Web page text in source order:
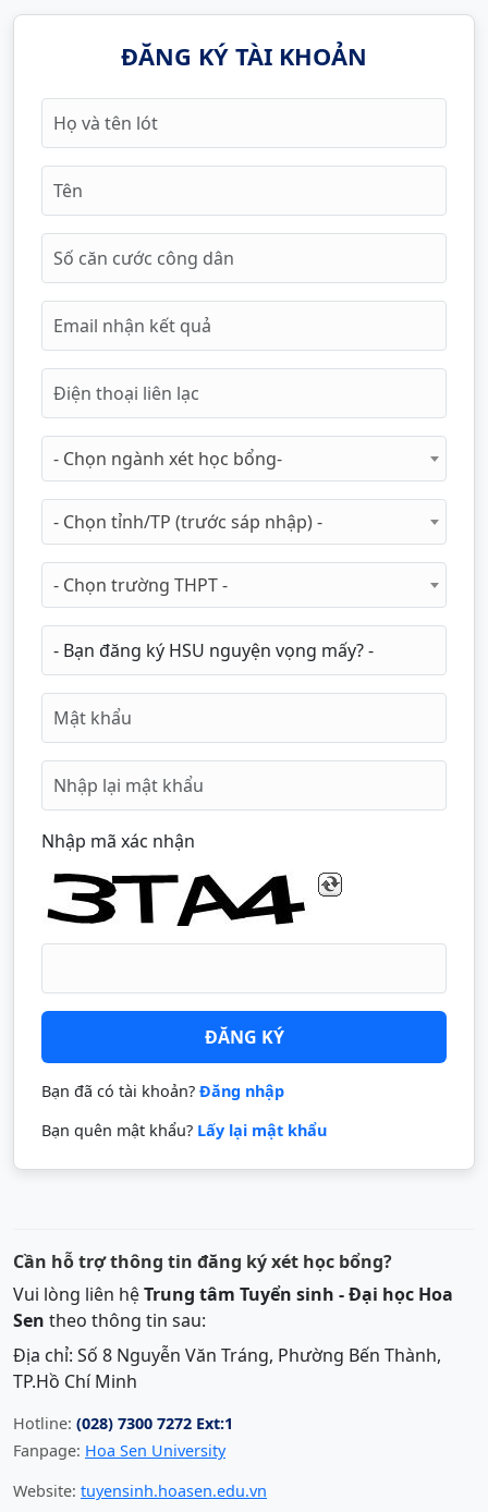
ĐĂNG KÝ TÀI KHOẢN
- Chọn ngành xét học bổng-
- Chọn tỉnh/TP (trước sáp nhập) -
- Chọn trường THPT -
Nhập mã xác nhận
ĐĂNG KÝ
Bạn đã có tài khoản? Đăng nhập
Bạn quên mật khẩu? Lấy lại mật khẩu
Cần hỗ trợ thông tin đăng ký xét học bổng?
Vui lòng liên hệTrung tâm Tuyển sinh - Đại học Hoa
Sen theo thông tin sau:
Địa chỉ: Số 8 Nguyễn Văn Tráng, Phường Bến Thành,
TP.Hồ Chí Minh
Hotline: (028) 7300 7272 Ext:1
Fanpage: Hoa Sen University
Website: tuyensinh.hoasen.edu.vn